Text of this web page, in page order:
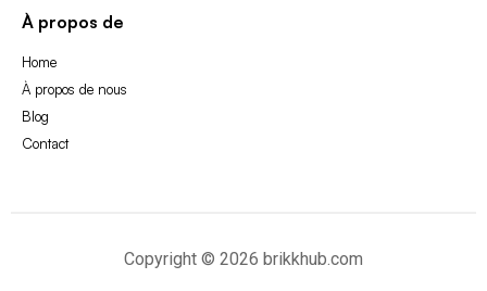
À propos de
Home
À propos de nous
Blog
Contact
Copyright © 2026 brikkhub.com